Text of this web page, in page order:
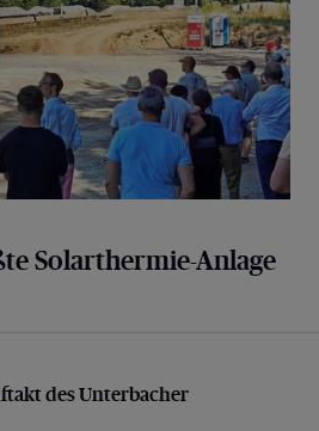
Solarthermie-Anlage
des Unterbacher
des Unterbacher